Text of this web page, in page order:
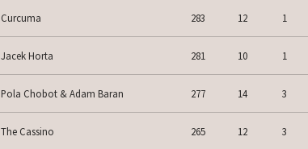
Curcuma 283 12 1
Jacek Horta 281 10 1
Pola Chobot & Adam Baran 277 14 3
The Cassino 265 12 3